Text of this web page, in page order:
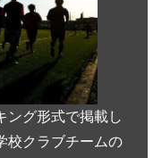
ング形式で掲載し
校クラブチームの